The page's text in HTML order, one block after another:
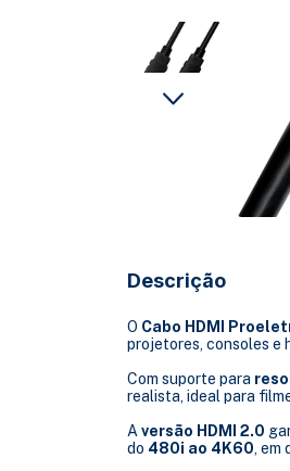
Descrição
O Cabo HDMI
projetores, consoles e
Com suporte para
realista, ideal para
A versão HDMI 2.0
do 480i ao 4K60, em